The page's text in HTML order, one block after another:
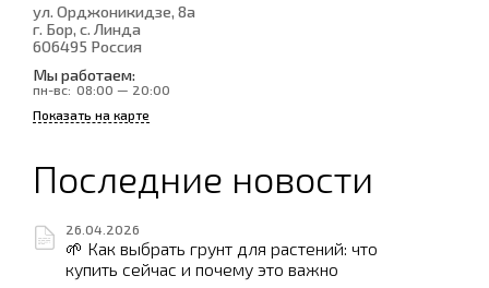
ул. Орджоникидзе, 8а
г. Бор, с. Линда
606495 Россия
Мы работаем:
пн-вс: 08:00 — 20:00
Показать на карте
Последние новости
26.04.2026
🌱 Как выбрать грунт для растений: что
купить сейчас и почему это важно